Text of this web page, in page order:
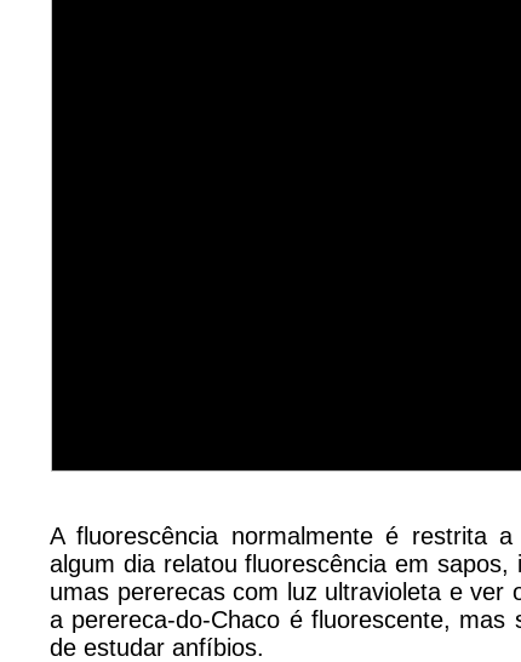
A fluorescência normalmente é restrita
algum dia relatou fluorescência em
umas pererecas com luz ultravioleta e ver
a perereca-do-Chaco é fluorescente,
de estudar anfíbios.